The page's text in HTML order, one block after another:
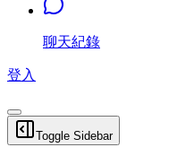
聊天紀錄
登入
Toggle Sidebar